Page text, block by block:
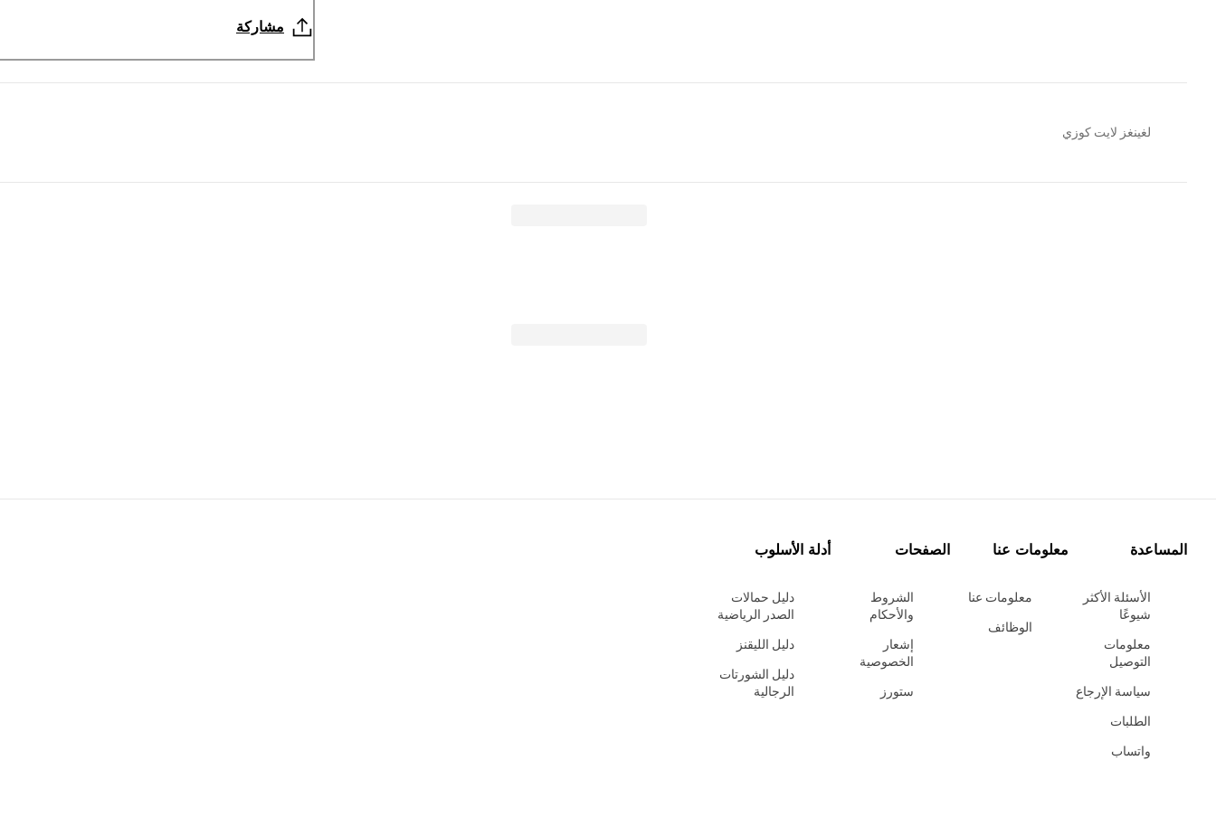
مشاركة
لغينغز لايت كوزي
المساعدة
الأسئلة الأكثر
شيوعًا
معلومات
التوصيل
سياسة الإرجاع
الطلبات
واتساب
معلومات عنا
معلومات عنا
الوظائف
الصفحات
الشروط
والأحكام
إشعار
الخصوصية
ستورز
أدلة الأسلوب
دليل حمالات
الصدر الرياضية
دليل الليقنز
دليل الشورتات
الرجالية